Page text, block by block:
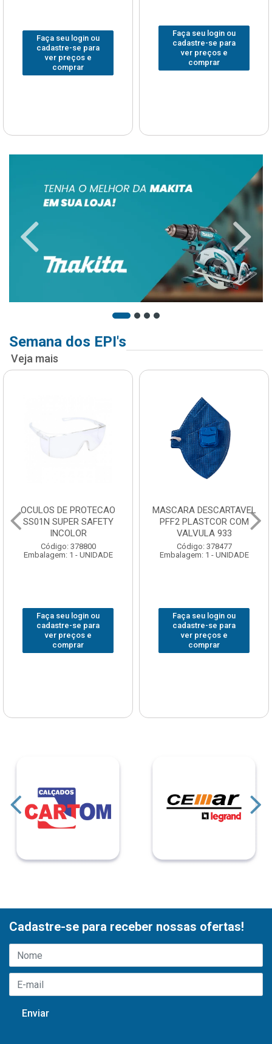
Faça seu login ou
cadastre-se para
ver preços e
comprar
Faça seu login ou
cadastre-se para
ver preços e
comprar
Semana dos EPI's
Veja mais
OCULOS DE PROTECAO
SS01N SUPER SAFETY
INCOLOR
Código: 378800
Embalagem: 1 - UNIDADE
Faça seu login ou
cadastre-se para
ver preços e
comprar
MASCARA DESCARTAVEL
PFF2 PLASTCOR COM
VALVULA 933
Código: 378477
Embalagem: 1 - UNIDADE
Faça seu login ou
cadastre-se para
ver preços e
comprar
Cadastre-se para receber nossas ofertas!